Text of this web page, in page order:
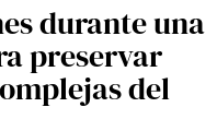
durante una
preservar
del